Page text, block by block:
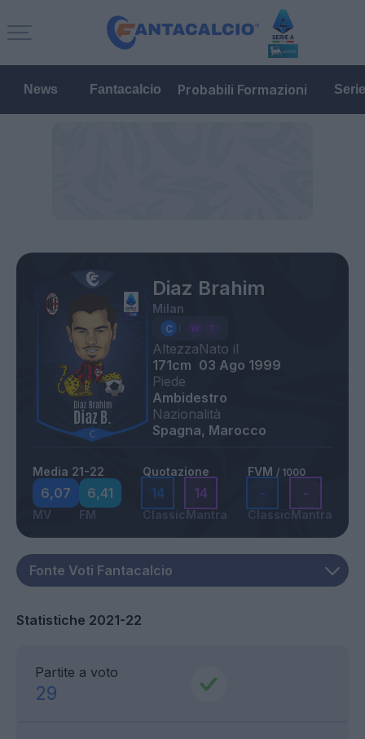
News Fantacalcio Probabili Formazioni
Diaz Brahim
Milan
Altezza
171cm
Nato il
03 Ago 1999
Piede
Ambidestro
Nazionalità
Spagna, Marocco
Media 21-22
6,07
MV
6,41
FM
Quotazione
14
Classic
14
Mantra
FVM / 1000
-
Classic
-
Mantra
Statistiche 2021-22
Partite a voto
29